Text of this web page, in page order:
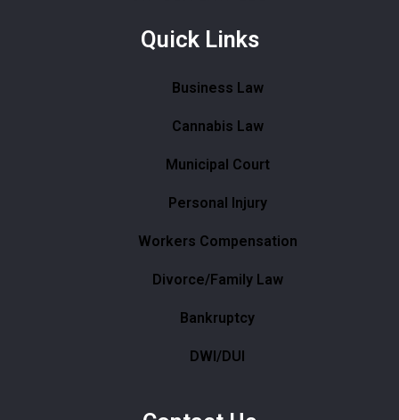
Quick Links
Business Law
Cannabis Law
Municipal Court
Personal Injury
Workers Compensation
Divorce/Family Law
Bankruptcy
DWI/DUI